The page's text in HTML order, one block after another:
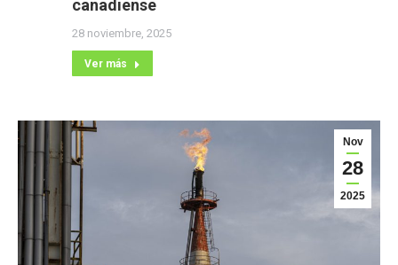
canadiense
28 noviembre, 2025
Ver más
Nov
28
2025